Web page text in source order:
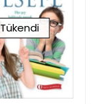
Tükendi